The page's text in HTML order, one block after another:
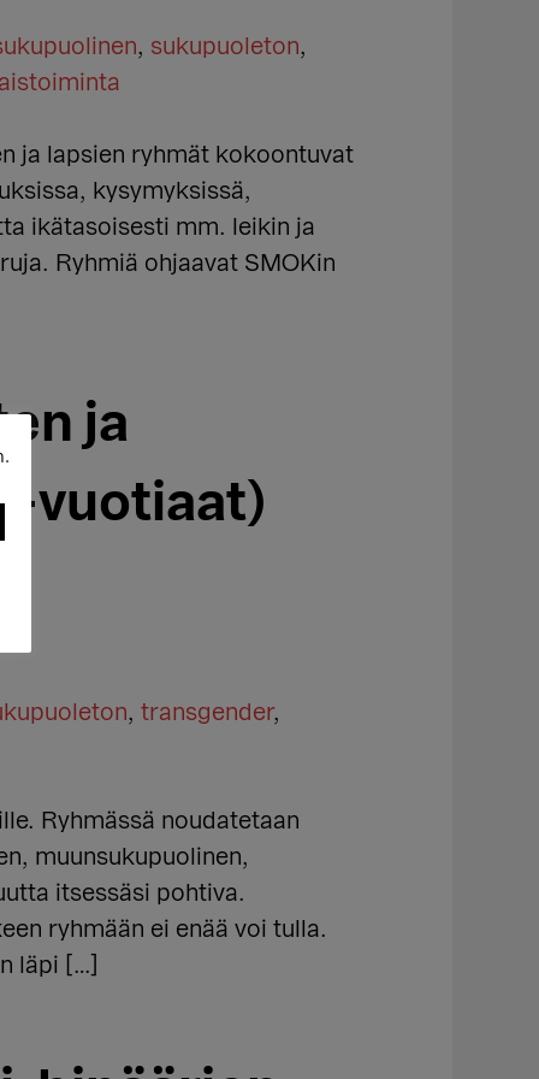
, sukupuoleton,
ja lapsien ryhmät kokoontuvat
kysymyksissä,
ikätasoisesti mm. leikin ja
Ryhmiä ohjaavat SMOKin
ja
vuotiaat)
, transgender,
Ryhmässä noudatetaan
muunsukupuolinen,
itsessäsi pohtiva.
ryhmään ei enää voi tulla.
läpi […]